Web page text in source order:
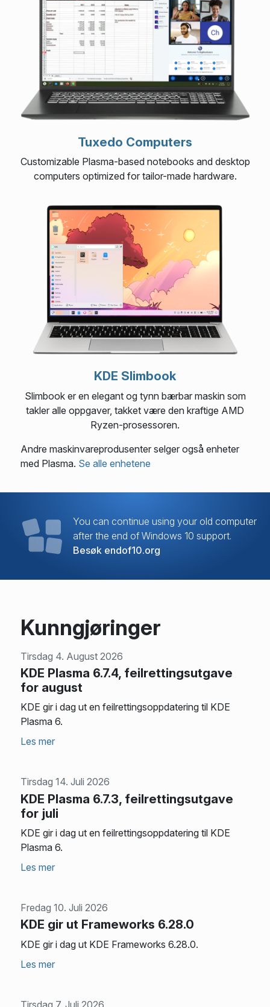
Tuxedo Computers
Customizable Plasma-based notebooks and desktop
computers optimized for tailor-made hardware.
KDE Slimbook
Slimbook er en elegant og tynn bærbar maskin som
takler alle oppgaver, takket være den kraftige AMD
Ryzen-prosessoren.
Andre maskinvareprodusenter selger også enheter
med Plasma. Se alle enhetene
You can continue using your old computer
after the end of Windows 10 support.
Besøk endof10.org
Kunngjøringer
Tirsdag 4. August 2026
KDE Plasma 6.7.4, feilrettingsutgave
for august
KDE gir i dag ut en feilrettingsoppdatering til KDE
Plasma 6.
Les mer
Tirsdag 14. Juli 2026
KDE Plasma 6.7.3, feilrettingsutgave
for juli
KDE gir i dag ut en feilrettingsoppdatering til KDE
Plasma 6.
Les mer
Fredag 10. Juli 2026
KDE gir ut Frameworks 6.28.0
KDE gir i dag ut KDE Frameworks 6.28.0.
Les mer
Tirsdag 7. Juli 2026